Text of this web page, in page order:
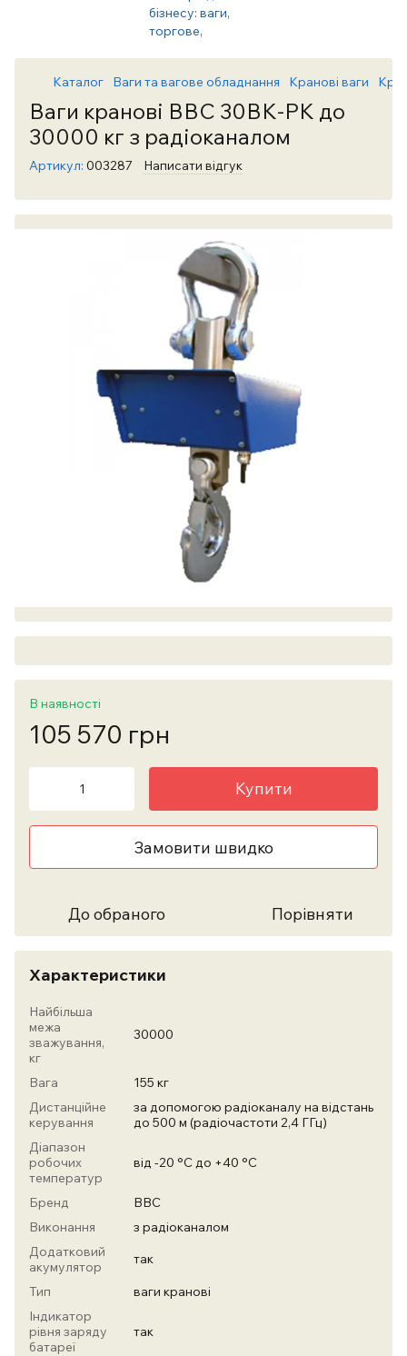
Каталог Ваги та вагове обладнання Кранові ваги
Ваги кранові ВВС 30ВК-РК до
30000 кг з радіоканалом
Артикул: 003287 Написати відгук
В наявності
105 570 грн
Купити
Замовити швидко
До обраного Порівняти
Характеристики
Найбільша
межа
зважування,
кг
30000
Вага
155 кг
Дистанційне
керування
за допомогою радіоканалу на відстань
до 500 м (радіочастоти 2,4 ГГц)
Діапазон
робочих
температур
від -20 °C до +40 °C
Бренд
ВВС
Виконання
з радіоканалом
Додатковий
акумулятор
так
Тип
ваги кранові
Індикатор
рівня заряду
батареї
так